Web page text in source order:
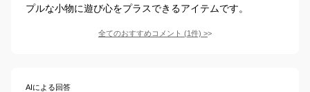
プルな小物に遊び心をプラスできるアイテムです。
全てのおすすめコメント (1件) >
AIによる回答